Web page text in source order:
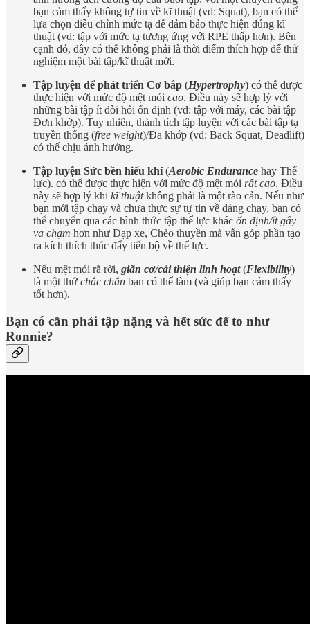
bạn cảm thấy không tự tin về kĩ thuật (vd: Squat), bạn có thể
lựa chọn điều chỉnh mức tạ để đảm bảo thực hiện đúng kĩ
thuật (vd: tập với mức tạ tương ứng với RPE thấp hơn). Bên
cạnh đó, đây có thể không phải là thời điểm thích hợp để thử
nghiệm một bài tập/kĩ thuật mới.
Tập luyện để phát triển Cơ bắp (Hypertrophy) có thể được
thực hiện với mức độ mệt mỏi cao. Điều này sẽ hợp lý với
những bài tập ít đòi hỏi ổn dịnh (vd: tập với máy, các bài tập
Đơn khớp). Tuy nhiên, thành tích tập luyện với các bài tập tạ
truyền thống (free weight)/Đa khớp (vd: Back Squat, Deadlift)
có thể chịu ảnh hưởng.
Tập luyện Sức bền hiếu khí(Aerobic Endurance hay Thể
lực). có thể được thực hiện với mức độ mệt mỏi rất cao. Điều
này sẽ hợp lý khi kĩ thuậtkhông phải là một rào cản. Nếu như
bạn mới tập chạy và chưa thực sự tự tin về dáng chạy, bạn có
thể chuyển qua các hình thức tập thể lực khác ổn định/ít gây
va chạm hơn như Đạp xe, Chèo thuyền mà vẫn góp phần tạo
ra kích thích thúc đẩy tiến bộ về thể lực.
Nếu mệt mỏi rã rời, giãn cơ/cải thiện linh hoạt (Flexibility)
là một thứ chắc chắn bạn có thể làm (và giúp bạn cảm thấy
tốt hơn).
Bạn có cần phải tập nặng và hết sức để to như
Ronnie?